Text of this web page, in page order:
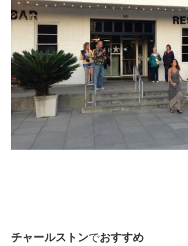
チャールストンでおすすめ